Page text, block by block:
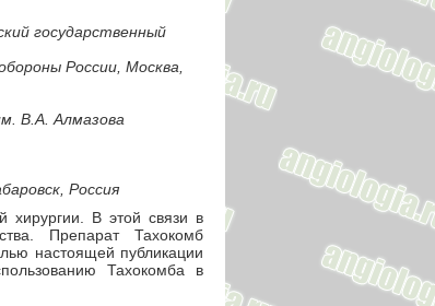
государственный
России, Москва,
В.А. Алмазова
Россия
хирургии. В этой связи в
Препарат Тахокомб
настоящей публикации
Тахокомба в